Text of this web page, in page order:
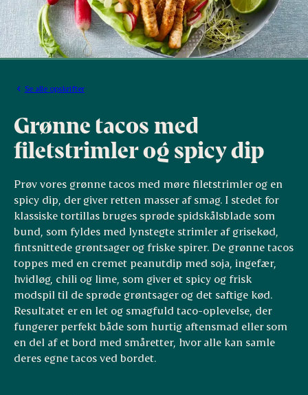
Se alle opskrifter
Grønne tacos med
filetstrimler og spicy dip
Prøv vores grønne tacos med møre filetstrimler og en
spicy dip, der giver retten masser af smag. I stedet for
klassiske tortillas bruges sprøde spidskålsblade som
bund, som fyldes med lynstegte strimler af grisekød,
fintsnittede grøntsager og friske spirer. De grønne tacos
toppes med en cremet peanutdip med soja, ingefær,
hvidløg, chili og lime, som giver et spicy og frisk
modspil til de sprøde grøntsager og det saftige kød.
Resultatet er en let og smagfuld taco-oplevelse, der
fungerer perfekt både som hurtig aftensmad eller som
en del af et bord med småretter, hvor alle kan samle
deres egne tacos ved bordet.